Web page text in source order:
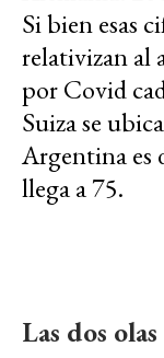
Si bien esas
relativizan al
por Covid
Suiza se
Argentina es
llega a 75.
Las dos olas